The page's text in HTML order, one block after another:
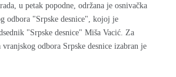
u petak popodne, održana je osnivačka
odbora "Srpske desnice", kojoj je
"Srpske desnice" Miša Vacić. Za
odbora Srpske desnice izabran je